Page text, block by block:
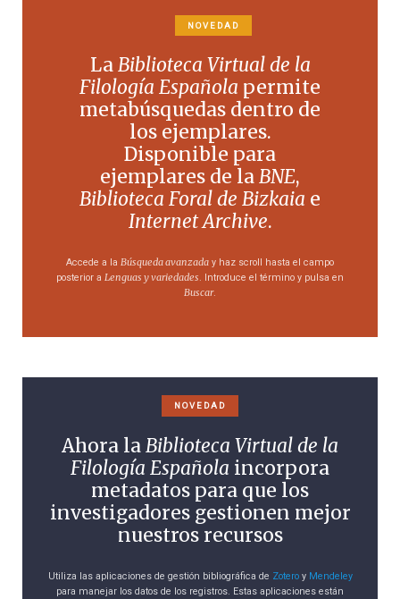
NOVEDAD
LaBiblioteca Virtual de la
Filología Española permite
metabúsquedas dentro de
los ejemplares.
Disponible para
ejemplares de laBNE,
Biblioteca Foral de Bizkaia e
Internet Archive.
Accede a la Búsqueda avanzada y haz scroll hasta el campo
posterior a Lenguas y variedades. Introduce el término y pulsa en
Buscar.
NOVEDAD
Ahora laBiblioteca Virtual de la
Filología Española incorpora
metadatos para que los
investigadores gestionen mejor
nuestros recursos
Utiliza las aplicaciones de gestión bibliográfica de Zoteroy Mendeley
para manejar los datos de los registros. Estas aplicaciones están